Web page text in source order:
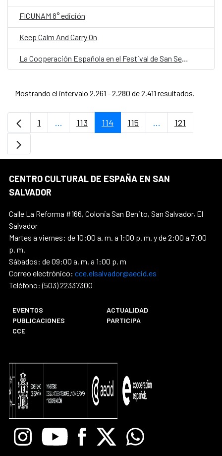
FICUNAM 8° edición
Keep Calm And Carry On
La Cooperación Española en el Festival de San Sebastián
Mostrando el intervalo 2.261 - 2.280 de 2.411 resultados.
Página
1 ...Páginas intermedias Use TAB para
Página
113 Página
114 Página
115 ...PáginasPágina
121
CENTRO CULTURAL DE ESPAÑA EN SAN
SALVADOR
Calle La Reforma #166, Colonia San Benito, San Salvador, El
Salvador
Martes a viernes: de 10:00 a. m. a 1:00 p. m. y de 2:00 a 7:00
p. m.
Sábados: de 09:00 a. m. a 1:00 p. m
Correo electrónico: cce.elsalvador@aecid.es
Teléfono: (503) 22337300
EVENTOS
ACTUALIDAD
PUBLICACIONES
PARTICIPA
CCE
InstagramYoutube Facebook
X Whatsapp